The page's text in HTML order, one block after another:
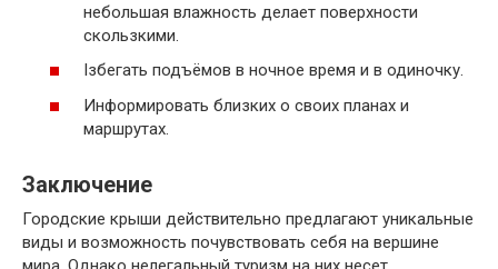
небольшая влажность делает поверхности
скользкими.
Ізбегать подъёмов в ночное время и в одиночку.
Информировать близких о своих планах и
маршрутах.
Заключение
Городские крыши действительно предлагают уникальные
виды и возможность почувствовать себя на вершине